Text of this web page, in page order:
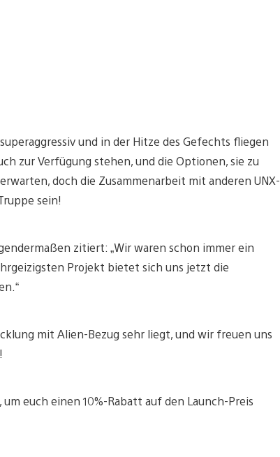
superaggressiv und in der Hitze des Gefechts fliegen
zur Verfügung stehen, und die Optionen, sie zu
doch die Zusammenarbeit mit anderen UNX-
sein!
zitiert: „Wir waren schon immer ein
Projekt bietet sich uns jetzt die
mit Alien-Bezug sehr liegt, und wir freuen uns
euch einen 10%-Rabatt auf den Launch-Preis